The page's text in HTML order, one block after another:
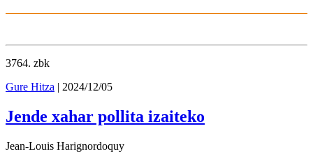
3764. zbk
Gure Hitza | 2024/12/05
Jende xahar pollita izaiteko
Jean-Louis Harignordoquy